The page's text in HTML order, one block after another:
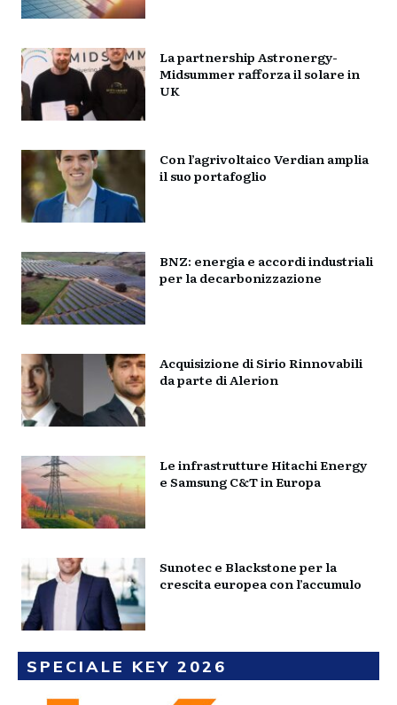
La partnership Astronergy-
Midsummer rafforza il solare in
UK
Con l’agrivoltaico Verdian amplia
il suo portafoglio
BNZ: energia e accordi industriali
per la decarbonizzazione
Acquisizione di Sirio Rinnovabili
da parte di Alerion
Le infrastrutture Hitachi Energy
e Samsung C&T in Europa
Sunotec e Blackstone per la
crescita europea con l’accumulo
SPECIALE KEY 2026